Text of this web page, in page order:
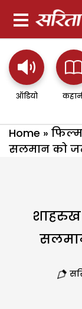
ऑडियो
Home » फिल्म
सलमान को